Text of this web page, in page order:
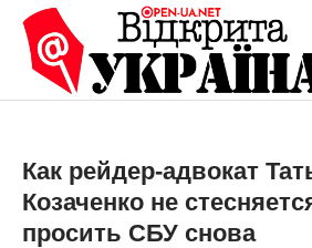
Перейти
вмісту
Как рейдер-адвокат
Козаченко не
просить СБУ снова